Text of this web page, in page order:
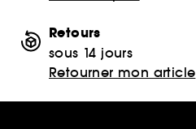
Retours
sous 14 jours
Retourner mon article